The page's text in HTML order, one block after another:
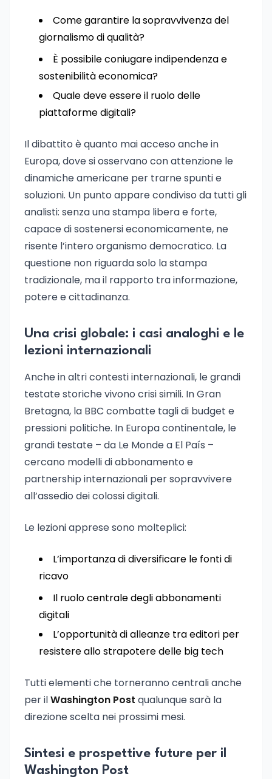
Come garantire la sopravvivenza del
giornalismo di qualità?
È possibile coniugare indipendenza e
sostenibilità economica?
Quale deve essere il ruolo delle
piattaforme digitali?
Il dibattito è quanto mai acceso anche in
Europa, dove si osservano con attenzione le
dinamiche americane per trarne spunti e
soluzioni. Un punto appare condiviso da tutti gli
analisti: senza una stampa libera e forte,
capace di sostenersi economicamente, ne
risente l’intero organismo democratico. La
questione non riguarda solo la stampa
tradizionale, ma il rapporto tra informazione,
potere e cittadinanza.
Una crisi globale: i casi analoghi e le
lezioni internazionali
Anche in altri contesti internazionali, le grandi
testate storiche vivono crisi simili. In Gran
Bretagna, la BBC combatte tagli di budget e
pressioni politiche. In Europa continentale, le
grandi testate – da Le Monde a El País –
cercano modelli di abbonamento e
partnership internazionali per sopravvivere
all’assedio dei colossi digitali.
Le lezioni apprese sono molteplici:
L’importanza di diversificare le fonti di
ricavo
Il ruolo centrale degli abbonamenti
digitali
L’opportunità di alleanze tra editori per
resistere allo strapotere delle big tech
Tutti elementi che torneranno centrali anche
per ilWashington Post qualunque sarà la
direzione scelta nei prossimi mesi.
Sintesi e prospettive future per il
Washington Post